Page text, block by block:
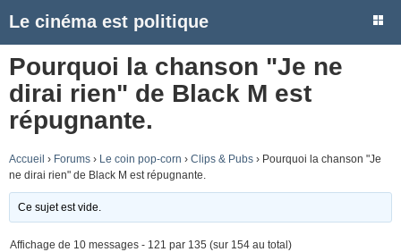
Le cinéma est politique
Pourquoi la chanson "Je ne
dirai rien" de Black M est
répugnante.
Accueil › Forums › Le coin pop-corn › Clips & Pubs › Pourquoi la chanson "Je
ne dirai rien" de Black M est répugnante.
Ce sujet est vide.
Affichage de 10 messages - 121 par 135 (sur 154 au total)